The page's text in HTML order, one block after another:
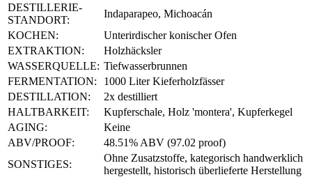
DESTILLERIE-
STANDORT:
Indaparapeo, Michoacán
KOCHEN:
Unterirdischer konischer Ofen
EXTRAKTION:
Holzhäcksler
WASSERQUELLE: Tiefwasserbrunnen
FERMENTATION:
1000 Liter Kieferholzfässer
DESTILLATION:
2x destilliert
HALTBARKEIT:
Kupferschale, Holz 'montera', Kupferkegel
AGING:
Keine
ABV/PROOF:
48.51% ABV (97.02 proof)
SONSTIGES:
Ohne Zusatzstoffe, kategorisch handwerklich
hergestellt, historisch überlieferte Herstellung